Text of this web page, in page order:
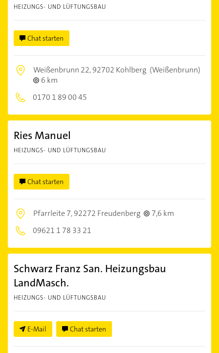
HEIZUNGS- UND LÜFTUNGSBAU
Chat starten
Weißenbrunn 22,92702 Kohlberg (Weißenbrunn)
6 km
0170 1 89 00 45
Ries Manuel
HEIZUNGS- UND LÜFTUNGSBAU
Chat starten
Pfarrleite 7,92272 Freudenberg
7,6 km
09621 1 78 33 21
Schwarz Franz San. Heizungsbau
LandMasch.
HEIZUNGS- UND LÜFTUNGSBAU
E-Mail Chat starten